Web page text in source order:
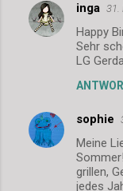
inga 31.
Happy
Sehr
LG Gerda
sophie
Meine
grillen,
jedes